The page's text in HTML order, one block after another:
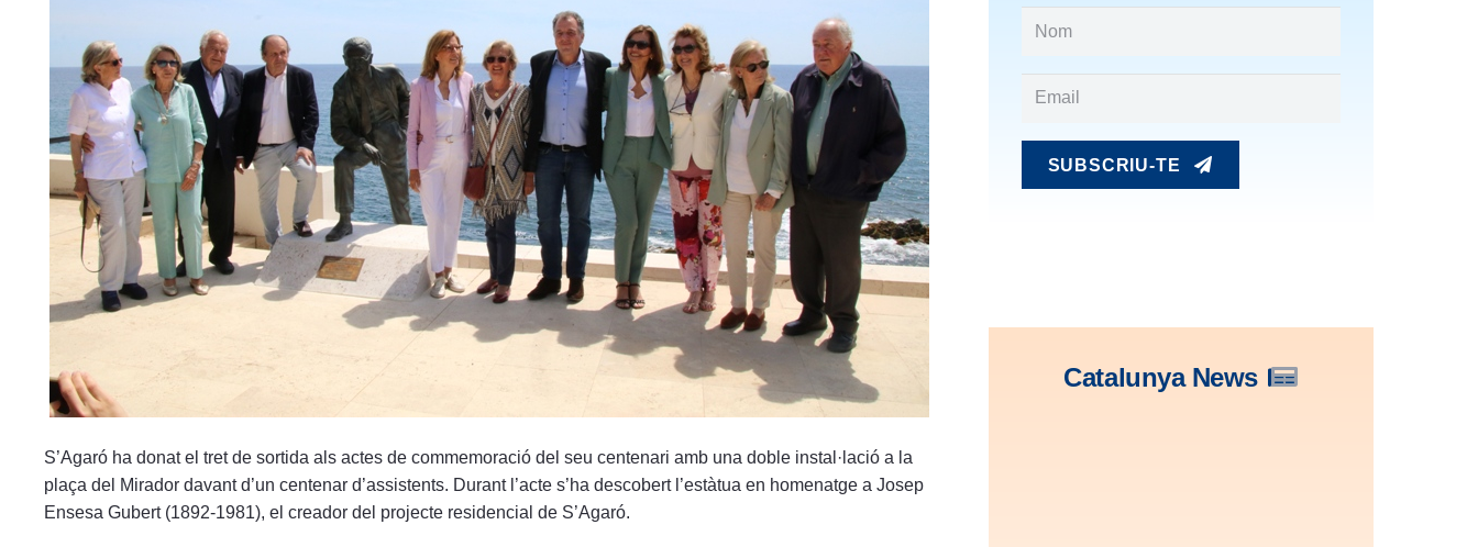
accesibilidad.
S’Agaró ha donat el tret de sortida als actes de commemoració del seu centenari amb una doble instal·lació a la
plaça del Mirador davant d’un centenar d’assistents. Durant l’acte s’ha descobert l’estàtua en homenatge a Josep
Ensesa Gubert (1892-1981), el creador del projecte residencial de S’Agaró.
SUBSCRIU-TE
Catalunya News